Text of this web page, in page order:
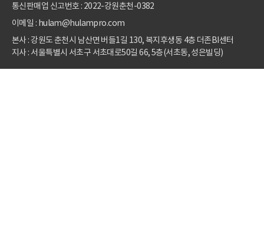
통신판매업 신고번호 : 2022-강원춘천-0382
이메일 : hulam@hulampro.com
본사 : 강원도 춘천시 남산면 버들1길 130, 복지후생동 4층 더존BI센터
지사 : 서울특별시 서초구 서초대로50길 66, 5층(서초동, 성은빌딩)